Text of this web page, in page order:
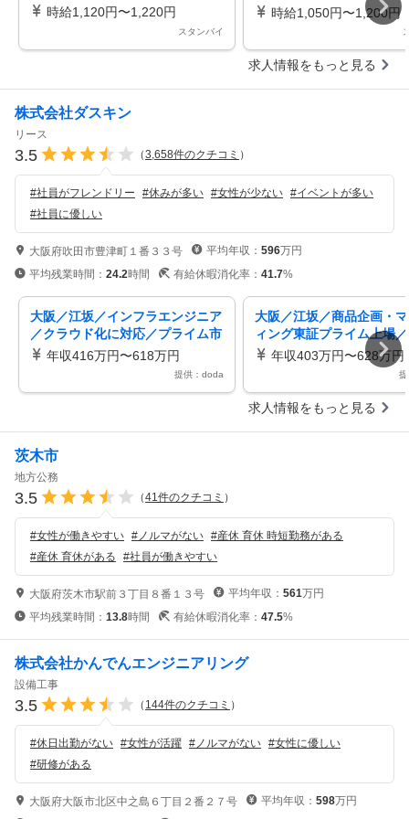
時給1,120円〜1,220円
スタンバイ
オープンしたばかり！店
フ募集主婦(夫)応援！フル
祝は時給UP正社員を目指
時給1,050円〜1,200円
求人情報をもっと見る
株式会社ダスキン
リース
3.5 （3,658件のクチコミ ）
#社員がフレンドリー #休みが多い #女性が少ない #イベントが多い
#社員に優しい
大阪府吹田市豊津町１番３３号 平均年収： 596万円
平均残業時間： 24.2時間 有給休暇消化率： 41.7%
大阪／江坂／インフラエンジニア
／クラウド化に対応／プライム市
場上場／ワークライフバランス充
年収416万円〜618万円
提供：doda
大阪／江坂／商品企画・
ィング東証プライム上場
日126日／ワークライフバ
年収403万円〜628万円
求人情報をもっと見る
茨木市
地方公務
3.5 （41件のクチコミ ）
#女性が働きやすい #ノルマがない #産休 育休 時短勤務がある
#産休 育休がある #社員が働きやすい
大阪府茨木市駅前３丁目８番１３号 平均年収： 561万円
平均残業時間： 13.8時間 有給休暇消化率： 47.5%
株式会社かんでんエンジニアリング
設備工事
3.5 （ 144件のクチコミ ）
#休日出勤がない #女性が活躍 #ノルマがない #女性に優しい
#研修がある
大阪府大阪市北区中之島６丁目２番２７号 平均年収： 598万円